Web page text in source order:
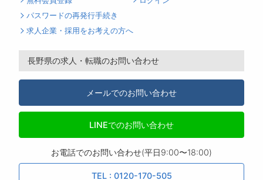
パスワードの再発行手続き
求人企業・採用をお考えの方へ
長野県の求人・転職のお問い合わせ
メールでのお問い合わせ
LINEでのお問い合わせ
お電話でのお問い合わせ(平日9:00〜18:00)
TEL : 0120-170-505